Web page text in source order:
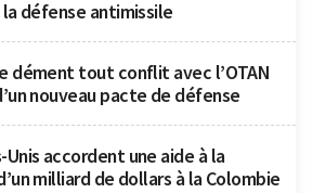
défense antimissile
dément tout conflit avec l’OTAN
nouveau pacte de défense
Unis accordent une aide à la
milliard de dollars à la Colombie